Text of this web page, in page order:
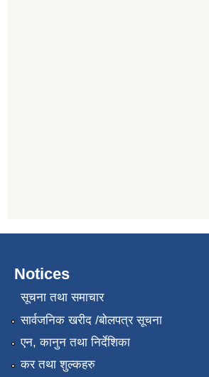
Notices
सूचना तथा समाचार
सार्वजनिक खरीद /बोलपत्र सूचना
एन, कानुन तथा निर्देशिका
कर तथा शुल्कहरु